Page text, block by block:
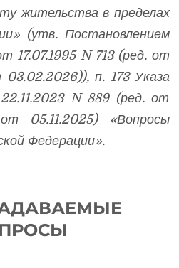
жительства в пределах
(утв. Постановлением
17.07.1995 N 713 (ред. от
03.02.2026)), п. 173 Указа
N 889 (ред. от
05.11.2025) «Вопросы
Федерации».